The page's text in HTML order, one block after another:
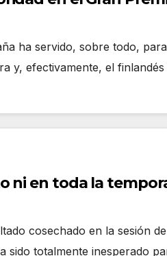
ha servido, sobre todo,
y, efectivamente, el
ni en toda la
cosechado en la sesión
sido totalmente inesperado